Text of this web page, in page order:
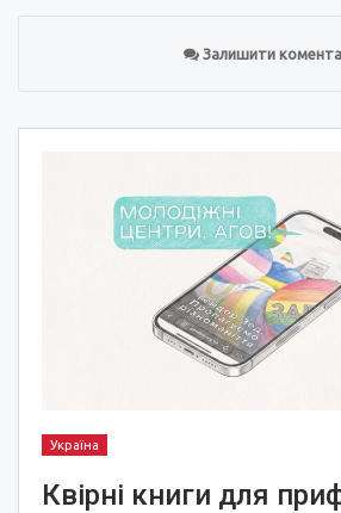
Залишити
Україна
Квірні книги для